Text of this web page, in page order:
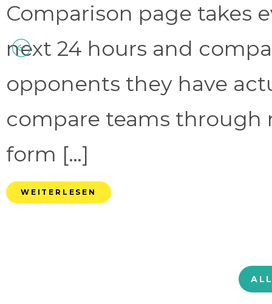
Comparison page takes
next 24 hours and
opponents they have
compare teams through
form […]
WEITERLESEN